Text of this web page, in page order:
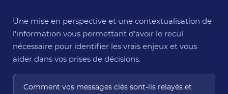
Une mise en perspective et une contextualisation de
l'information vous permettant d'avoir le recul
nécessaire pour identifier les vrais enjeux et vous
aider dans vos prises de décisions.
Comment vos messages clés sont-ils relayés et